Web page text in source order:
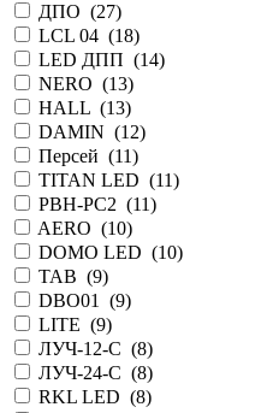
ДПО (27)
LCL 04 (18)
LED ДПП (14)
NERO (13)
HALL (13)
DAMIN (12)
Персей (11)
TITAN LED (11)
PBH-PC2 (11)
AERO (10)
DOMO LED (10)
TAB (9)
DBO01 (9)
LITE (9)
ЛУЧ-12-С (8)
ЛУЧ-24-С (8)
RKL LED (8)